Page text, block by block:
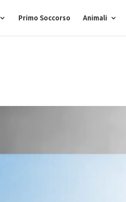
Primo Soccorso Animali